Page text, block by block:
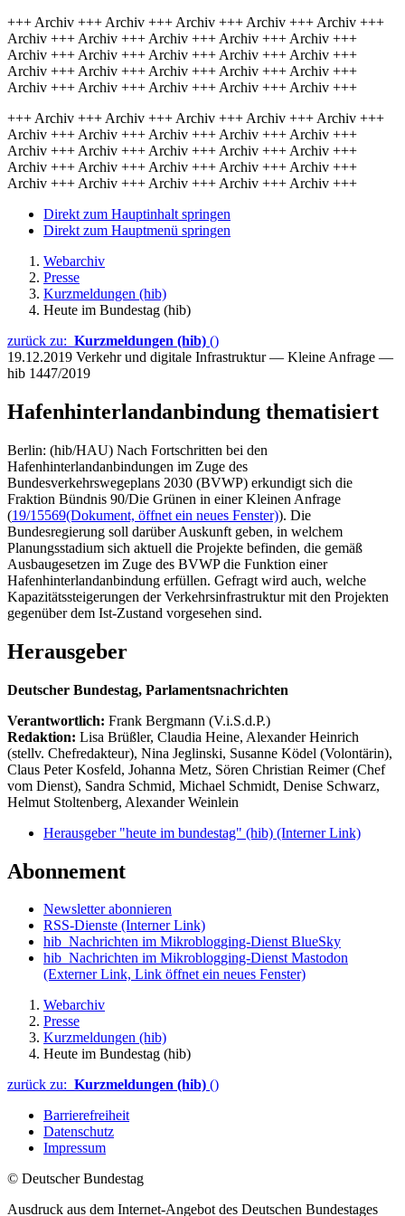
+++ Archiv +++ Archiv +++ Archiv +++ Archiv +++ Archiv +++
Archiv +++ Archiv +++ Archiv +++ Archiv +++ Archiv +++
Archiv +++ Archiv +++ Archiv +++ Archiv +++ Archiv +++
Archiv +++ Archiv +++ Archiv +++ Archiv +++ Archiv +++
Archiv +++ Archiv +++ Archiv +++ Archiv +++ Archiv +++
+++ Archiv +++ Archiv +++ Archiv +++ Archiv +++ Archiv +++
Archiv +++ Archiv +++ Archiv +++ Archiv +++ Archiv +++
Archiv +++ Archiv +++ Archiv +++ Archiv +++ Archiv +++
Archiv +++ Archiv +++ Archiv +++ Archiv +++ Archiv +++
Archiv +++ Archiv +++ Archiv +++ Archiv +++ Archiv +++
Direkt zum Hauptinhalt springen
Direkt zum Hauptmenü springen
Webarchiv
Presse
Kurzmeldungen (hib)
Heute im Bundestag (hib)
zurück zu: Kurzmeldungen (hib) ()
19.12.2019 Verkehr und digitale Infrastruktur — Kleine Anfrage —
hib 1447/2019
Hafenhinterlandanbindung thematisiert
Berlin: (hib/HAU) Nach Fortschritten bei den
Hafenhinterlandanbindungen im Zuge des
Bundesverkehrswegeplans 2030 (BVWP) erkundigt sich die
Fraktion Bündnis 90/Die Grünen in einer Kleinen Anfrage
(19/15569(Dokument, öffnet ein neues Fenster)). Die
Bundesregierung soll darüber Auskunft geben, in welchem
Planungsstadium sich aktuell die Projekte befinden, die gemäß
Ausbaugesetzen im Zuge des BVWP die Funktion einer
Hafenhinterlandanbindung erfüllen. Gefragt wird auch, welche
Kapazitätssteigerungen der Verkehrsinfrastruktur mit den Projekten
gegenüber dem Ist-Zustand vorgesehen sind.
Herausgeber
Deutscher Bundestag, Parlamentsnachrichten
Verantwortlich: Frank Bergmann (V.i.S.d.P.)
Redaktion: Lisa Brüßler, Claudia Heine, Alexander Heinrich
(stellv. Chefredakteur), Nina Jeglinski, Susanne Ködel (Volontärin),
Claus Peter Kosfeld, Johanna Metz, Sören Christian Reimer (Chef
vom Dienst), Sandra Schmid, Michael Schmidt, Denise Schwarz,
Helmut Stoltenberg, Alexander Weinlein
Herausgeber "heute im bundestag" (hib) (Interner Link)
Abonnement
Newsletter abonnieren
RSS-Dienste (Interner Link)
hib_Nachrichten im Mikroblogging-Dienst BlueSky
hib_Nachrichten im Mikroblogging-Dienst Mastodon
(Externer Link, Link öffnet ein neues Fenster)
Webarchiv
Presse
Kurzmeldungen (hib)
Heute im Bundestag (hib)
zurück zu: Kurzmeldungen (hib) ()
Barrierefreiheit
Datenschutz
Impressum
© Deutscher Bundestag
Ausdruck aus dem Internet-Angebot des Deutschen Bundestages